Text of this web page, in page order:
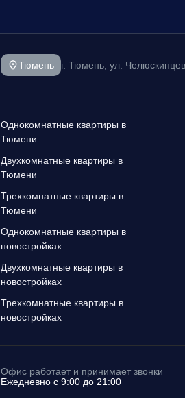
Тюмень г. Тюмень, ул.
Однокомнатные квартиры в
Тюмени
Двухкомнатные квартиры в
Тюмени
Трехкомнатные квартиры в
Тюмени
Однокомнатные квартиры в
новостройках
Двухкомнатные квартиры в
новостройках
Трехкомнатные квартиры в
новостройках
Офис работает и принимает звонки
Ежедневно с 9:00 до 21:00